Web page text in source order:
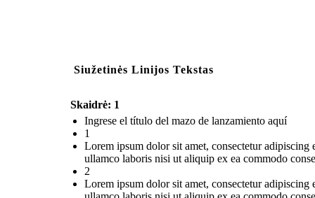
Siužetinės Linijos Tekstas
Skaidrė: 1
Ingrese el título del mazo de lanzamiento aquí
1
Lorem ipsum dolor sit amet, consectetur
ullamco laboris nisi ut aliquip ex ea commodo
2
Lorem ipsum dolor sit amet, consectetur